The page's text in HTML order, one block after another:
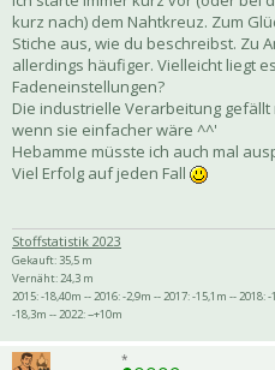
kurz nach) dem Nahtkreuz. Zum
Stiche aus, wie du beschreibst. Zu
allerdings häufiger. Vielleicht liegt
Fadeneinstellungen?
Die industrielle Verarbeitung
wenn sie einfacher wäre ^^'
Hebamme müsste ich auch mal
Viel Erfolg auf jeden Fall
Stoffstatistik 2023
Gekauft: 35,5 m
Vernäht: 24,3 m
2015: -18,40m -- 2016: -2,9m -- 2017: -15,1m -- 2018:
-18,3m -- 2022: ~+10m
*